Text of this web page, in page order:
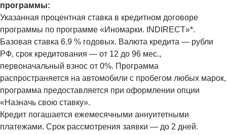
программы:
Указанная процентная ставка в кредитном договоре
программы по программе «Иномарки. INDIRECT»*.
Базовая ставка 6.9 % годовых. Валюта кредита — рубли
РФ, срок кредитования — от 12 до 96 мес.,
первоначальный взнос от 0%. Программа
распространяется на автомобили с пробегом любых марок,
программа предоставляется при оформлении опции
«Назначь свою ставку».
Кредит погашается ежемесячными аннуитетными
платежами. Срок рассмотрения заявки — до 2 дней.